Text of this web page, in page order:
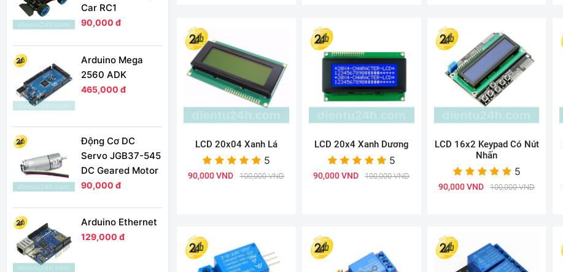
LCD 20x04 Xanh Lá
5
90,000 VND 100,000 VND
LCD 20x4 Xanh Dương
5
90,000 VND 100,000 VND
LCD 16x2 Keypad Có Nút
Nhấn
5
90,000 VND 100,000 VND
Car RC1
90,000 đ
Arduino Mega
2560 ADK
465,000 đ
Động Cơ DC
Servo JGB37-545
DC Geared Motor
90,000 đ
Arduino Ethernet
129,000 đ